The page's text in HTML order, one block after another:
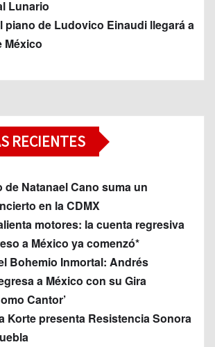
Lunario
piano de Ludovico Einaudi llegará a
México
RECIENTES
de Natanael Cano suma un
en la CDMX
motores: la cuenta regresiva
a México ya comenzó*
Bohemio Inmortal: Andrés
a México con su Gira
Cantor’
Korte presenta Resistencia Sonora